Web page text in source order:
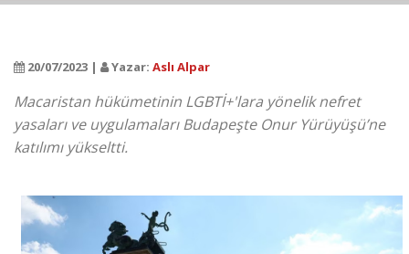
20/07/2023 | Yazar: Aslı Alpar
Macaristan hükümetinin LGBTİ+'lara yönelik nefret
yasaları ve uygulamaları Budapeşte Onur Yürüyüşü’ne
katılımı yükseltti.